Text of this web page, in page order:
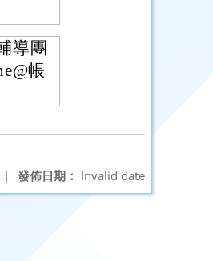
導團
帳
發佈日期： Invalid date
|